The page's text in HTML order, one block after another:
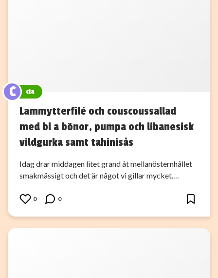
C cia
Lammytterfilé och couscoussallad
med bl a bönor, pumpa och libanesisk
vildgurka samt tahinisås
Idag drar middagen litet grand åt mellanösternhållet
smakmässigt och det är något vi gillar mycket.…
0 0